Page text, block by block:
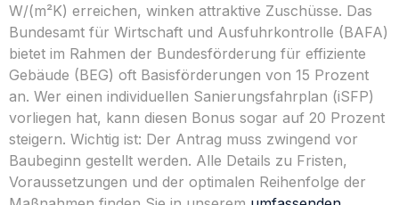
W/(m²K) erreichen, winken attraktive Zuschüsse. Das
Bundesamt für Wirtschaft und Ausfuhrkontrolle (BAFA)
bietet im Rahmen der Bundesförderung für effiziente
Gebäude (BEG) oft Basisförderungen von 15 Prozent
an. Wer einen individuellen Sanierungsfahrplan (iSFP)
vorliegen hat, kann diesen Bonus sogar auf 20 Prozent
steigern. Wichtig ist: Der Antrag muss zwingend vor
Baubeginn gestellt werden. Alle Details zu Fristen,
Voraussetzungen und der optimalen Reihenfolge der